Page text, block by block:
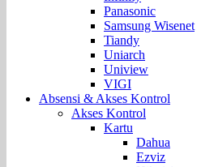
Panasonic
Samsung Wisenet
Tiandy
Uniarch
Uniview
VIGI
Absensi & Akses Kontrol
Akses Kontrol
Kartu
Dahua
Ezviz